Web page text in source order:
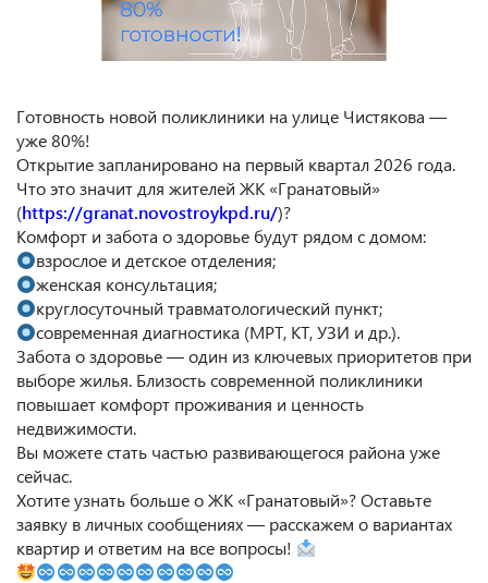
Готовность новой поликлиники на улице Чистякова —
уже 80%!
Открытие запланировано на первый квартал 2026 года.
Что это значит для жителей ЖК «Гранатовый»
(https://granat.novostroykpd.ru/)?
Комфорт и забота о здоровье будут рядом с домом:
взрослое и детское отделения;
женская консультация;
круглосуточный травматологический пункт;
современная диагностика (МРТ, КТ, УЗИ и др.).
Забота о здоровье — один из ключевых приоритетов при
выборе жилья. Близость современной поликлиники
повышает комфорт проживания и ценность
недвижимости.
Вы можете стать частью развивающегося района уже
сейчас.
Хотите узнать больше о ЖК «Гранатовый»? Оставьте
заявку в личных сообщениях — расскажем о вариантах
квартир и ответим на все вопросы!